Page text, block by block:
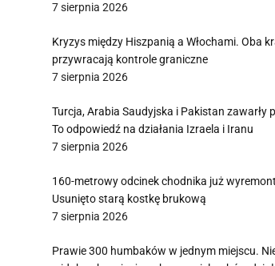
7 sierpnia 2026
Kryzys między Hiszpanią a Włochami. Oba
przywracają kontrole graniczne
7 sierpnia 2026
Turcja, Arabia Saudyjska i Pakistan zawarły
To odpowiedź na działania Izraela i Iranu
7 sierpnia 2026
160-metrowy odcinek chodnika już
Usunięto starą kostkę brukową
7 sierpnia 2026
Prawie 300 humbaków w jednym miejscu.